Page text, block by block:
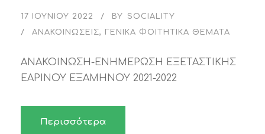
17 ΙΟΥΝΊΟΥ 2022 BY
SOCIALITY
ΑΝΑΚΟΙΝΏΣΕΙΣ, ΓΕΝΙΚΆ ΦΟΙΤΗΤΙΚΆ ΘΈΜΑΤΑ
ΑΝΑΚΟΙΝΩΣΗ-ΕΝΗΜΕΡΩΣΗ ΕΞΕΤΑΣΤΙΚΗΣ
ΕΑΡΙΝΟΥ ΕΞΑΜΗΝΟΥ 2021-2022
Περισσότερα